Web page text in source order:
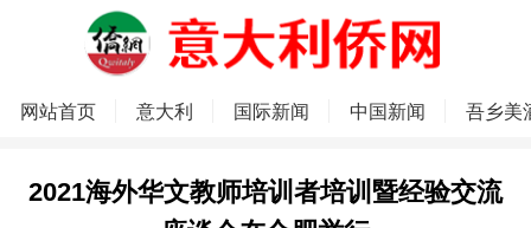
网站首页 意大利 国际新闻 中国新闻 吾乡美
2021海外华文教师培训者培训暨经验交流